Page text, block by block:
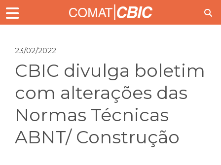
23/02/2022
CBIC divulga boletim
com alterações das
Normas Técnicas
ABNT/ Construção